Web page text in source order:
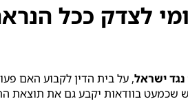
לצדק ככל
ישראל, על בית הדין לקבוע האם